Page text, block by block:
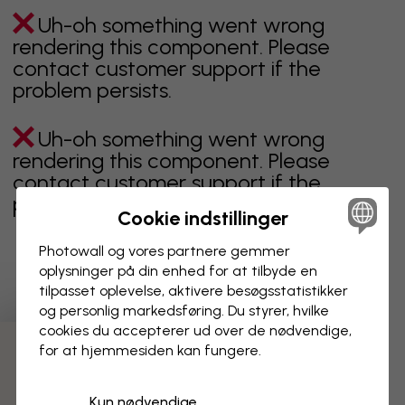
Uh-oh something went wrong
rendering this component. Please
contact customer support if the
problem persists.
Uh-oh something went wrong
rendering this component. Please
contact customer support if the
problem persists.
Viser side 1 af 2 sider
Opdag flere kategorier
Cookie indstillinger
Photowall og vores partnere gemmer
oplysninger på din enhed for at tilbyde en
tilpasset oplevelse, aktivere besøgs­statistikker
og personlig markedsføring. Du styrer, hvilke
cookies du accepterer ud over de nødvendige,
for at hjemmesiden kan fungere.